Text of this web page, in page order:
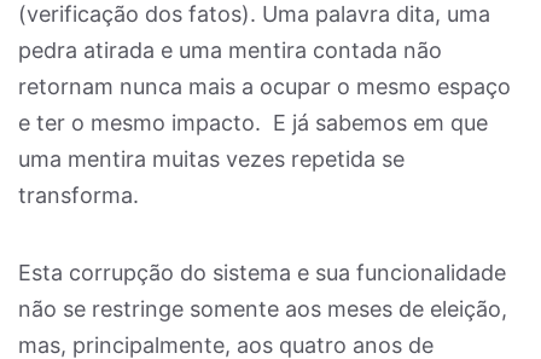
(verificação dos fatos). Uma palavra dita, uma
pedra atirada e uma mentira contada não
retornam nunca mais a ocupar o mesmo espaço
e ter o mesmo impacto. E já sabemos em que
uma mentira muitas vezes repetida se
transforma.
Esta corrupção do sistema e sua funcionalidade
não se restringe somente aos meses de eleição,
mas, principalmente, aos quatro anos de